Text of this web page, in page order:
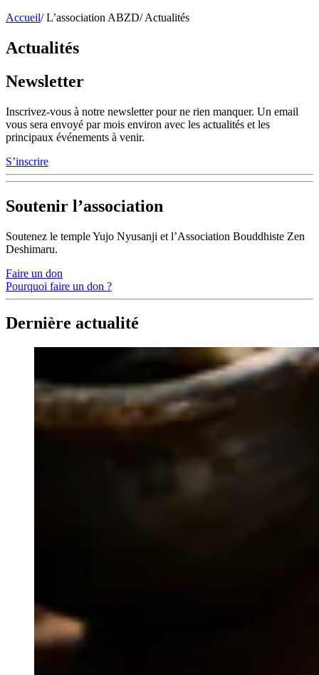
Accueil/ L’association ABZD/ Actualités
Actualités
Newsletter
Inscrivez-vous à notre newsletter pour ne rien manquer. Un email
vous sera envoyé par mois environ avec les actualités et les
principaux événements à venir.
S’inscrire
Soutenir l’association
Soutenez le temple Yujo Nyusanji et l’Association Bouddhiste Zen
Deshimaru.
Faire un don
Pourquoi faire un don ?
Dernière actualité